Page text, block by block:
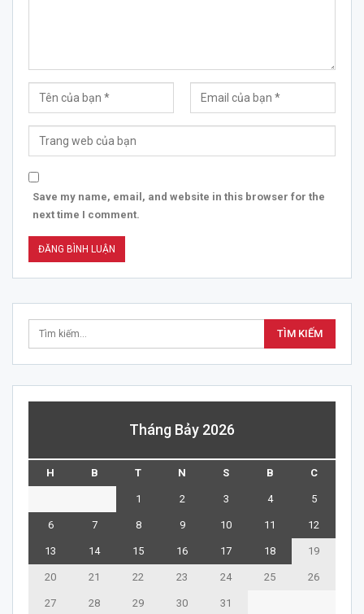
Save my name, email, and website in this browser for the
next time I comment.
Tháng Bảy 2026
H B T N S B C
1 2 3 4 5
6 7 8 9 10 11 12
13 14 15 16 17 18 19
20 21 22 23 24 25 26
27 28 29 30 31